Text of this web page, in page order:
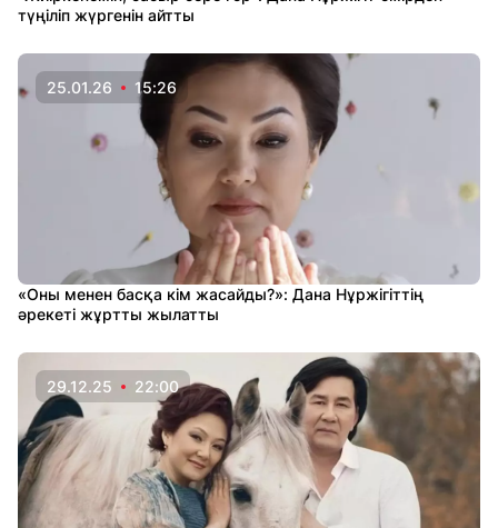
түңіліп жүргенін айтты
25.01.26 15:26
«Оны менен басқа кім жасайды?»: Дана Нұржігіттің
әрекеті жұртты жылатты
29.12.25 22:00